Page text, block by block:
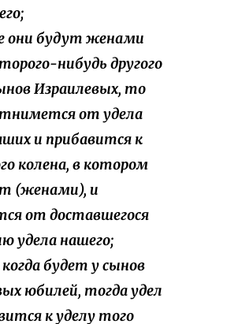
они будут женами
нибудь другого
Израилевых, то
от удела
и прибавится к
колена, в котором
(женами), и
от доставшегося
удела нашего;
будет у сынов
юбилей, тогда удел
к уделу того